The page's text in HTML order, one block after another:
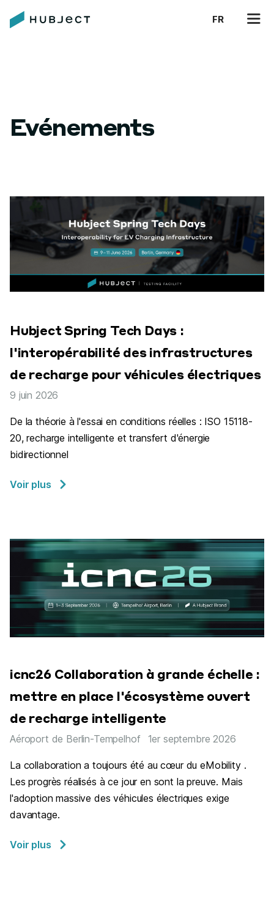
FR
Evénements
Hubject Spring Tech Days :
l'interopérabilité des infrastructures
de recharge pour véhicules électriques
9 juin 2026
De la théorie à l'essai en conditions réelles : ISO 15118-
20, recharge intelligente et transfert d'énergie
bidirectionnel
Voir plus
icnc26 Collaboration à grande échelle :
mettre en place l'écosystème ouvert
de recharge intelligente
Aéroport de Berlin-Tempelhof
1er septembre 2026
La collaboration a toujours été au cœur du eMobility .
Les progrès réalisés à ce jour en sont la preuve. Mais
l'adoption massive des véhicules électriques exige
davantage.
Voir plus